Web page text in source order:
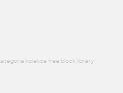
kolekce free block library